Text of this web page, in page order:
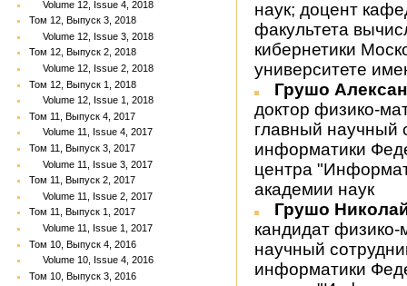
Volume 12, Issue 4, 2018
Том 12, Выпуск 3, 2018
Volume 12, Issue 3, 2018
Том 12, Выпуск 2, 2018
Volume 12, Issue 2, 2018
Том 12, Выпуск 1, 2018
Volume 12, Issue 1, 2018
Том 11, Выпуск 4, 2017
Volume 11, Issue 4, 2017
Том 11, Выпуск 3, 2017
Volume 11, Issue 3, 2017
Том 11, Выпуск 2, 2017
Volume 11, Issue 2, 2017
Том 11, Выпуск 1, 2017
Volume 11, Issue 1, 2017
Том 10, Выпуск 4, 2016
Volume 10, Issue 4, 2016
Том 10, Выпуск 3, 2016
наук; доцент
факультета
кибернетики
университете
Грушо
доктор физико-
главный научный
информатики
центра
академии наук
Грушо
кандидат физико-
научный
информатики